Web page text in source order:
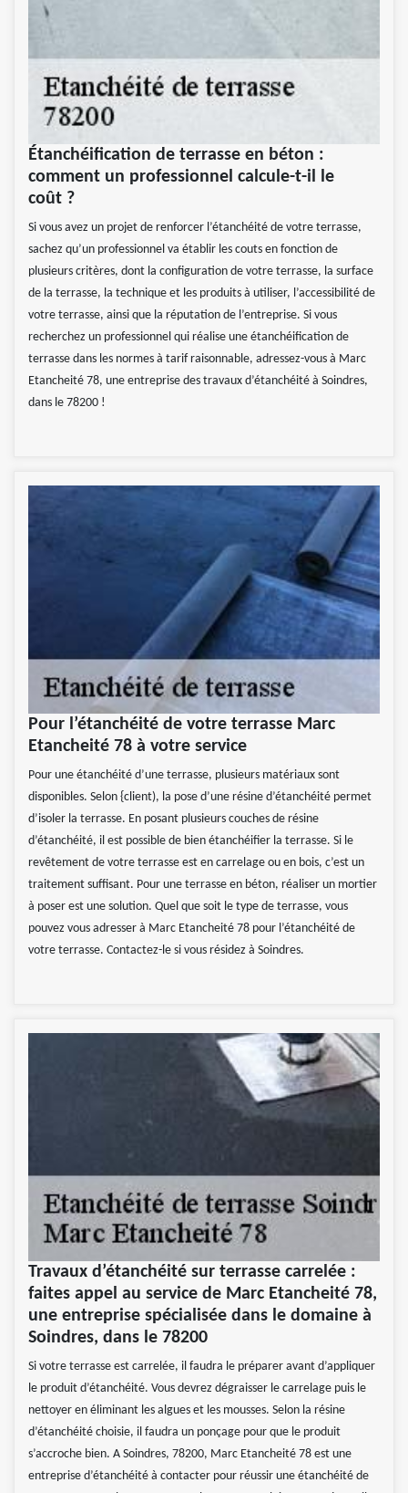
Étanchéification de terrasse en béton :
comment un professionnel calcule-t-il le
coût ?
Si vous avez un projet de renforcer l’étanchéité de votre terrasse,
sachez qu’un professionnel va établir les couts en fonction de
plusieurs critères, dont la configuration de votre terrasse, la surface
de la terrasse, la technique et les produits à utiliser, l’accessibilité de
votre terrasse, ainsi que la réputation de l’entreprise. Si vous
recherchez un professionnel qui réalise une étanchéification de
terrasse dans les normes à tarif raisonnable, adressez-vous à Marc
Etancheité 78, une entreprise des travaux d’étanchéité à Soindres,
dans le 78200 !
Pour l’étanchéité de votre terrasse Marc
Etancheité 78 à votre service
Pour une étanchéité d’une terrasse, plusieurs matériaux sont
disponibles. Selon {client), la pose d’une résine d’étanchéité permet
d’isoler la terrasse. En posant plusieurs couches de résine
d’étanchéité, il est possible de bien étanchéifier la terrasse. Si le
revêtement de votre terrasse est en carrelage ou en bois, c’est un
traitement suffisant. Pour une terrasse en béton, réaliser un mortier
à poser est une solution. Quel que soit le type de terrasse, vous
pouvez vous adresser à Marc Etancheité 78 pour l’étanchéité de
votre terrasse. Contactez-le si vous résidez à Soindres.
Travaux d’étanchéité sur terrasse carrelée :
faites appel au service de Marc Etancheité 78,
une entreprise spécialisée dans le domaine à
Soindres, dans le 78200
Si votre terrasse est carrelée, il faudra le préparer avant d’appliquer
le produit d’étanchéité. Vous devrez dégraisser le carrelage puis le
nettoyer en éliminant les algues et les mousses. Selon la résine
d’étanchéité choisie, il faudra un ponçage pour que le produit
s’accroche bien. A Soindres, 78200, Marc Etancheité 78 est une
entreprise d’étanchéité à contacter pour réussir une étanchéité de